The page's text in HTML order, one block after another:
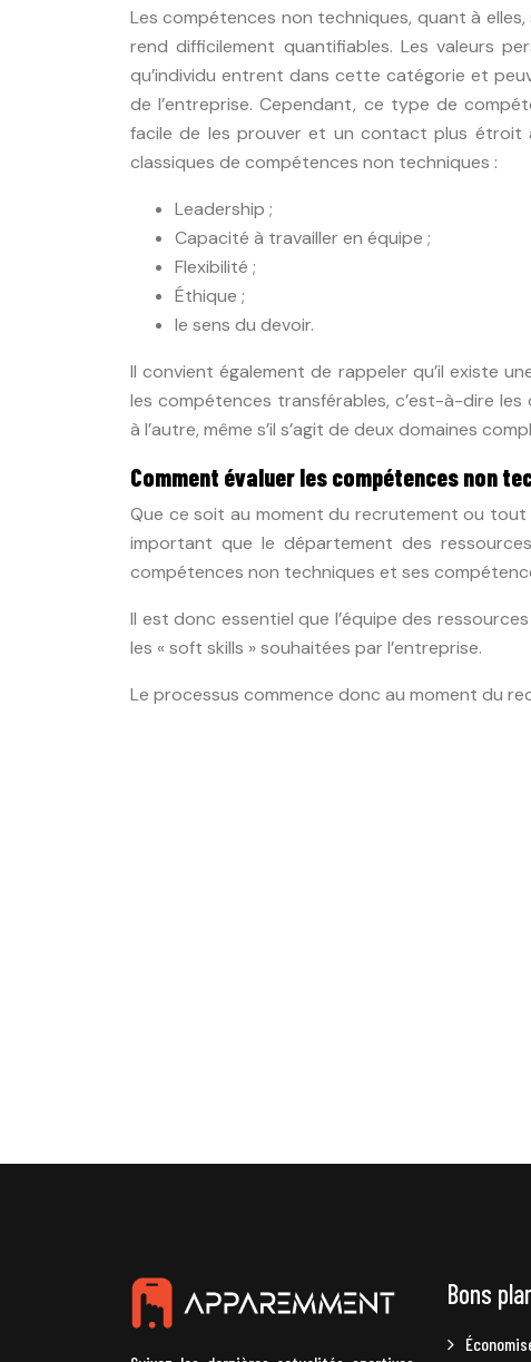
Les compétences non techniques, quant à
rend difficilement quantifiables. Les valeurs
qu’individu entrent dans cette catégorie et
de l’entreprise. Cependant, ce type de
facile de les prouver et un contact plus étroit
classiques de compétences non techniques :
Leadership ;
Capacité à travailler en équipe ;
Flexibilité ;
Éthique ;
le sens du devoir.
Il convient également de rappeler qu’il existe
les compétences transférables, c’est-à-dire les
à l’autre, même s’il s’agit de deux domaines
Comment évaluer les compétences non
Que ce soit au moment du recrutement ou tout
important que le département des
compétences non techniques et ses
Il est donc essentiel que l’équipe des
les « soft skills » souhaitées par l’entreprise.
Le processus commence donc au moment du
Bons